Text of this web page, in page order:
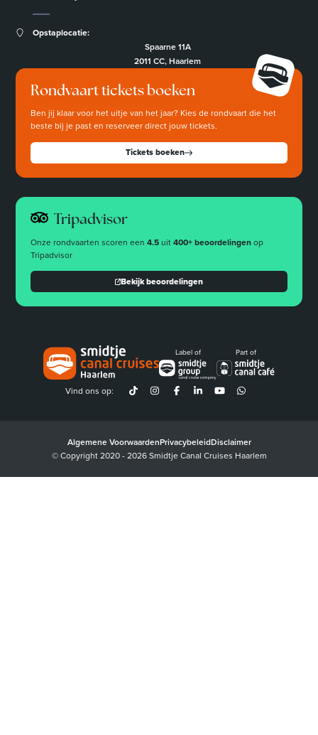
Opstaplocatie:
Spaarne 11A
2011 CC, Haarlem
Rondvaart tickets boeken
Ben jij klaar voor het uitje van het jaar? Kies de rondvaart die het
beste bij je past en reserveer direct jouw tickets.
Tickets boeken
Tripadvisor
Onze rondvaarten scoren een 4.5uit400+ beoordelingenop
Tripadvisor
Bekijk beoordelingen
Label of Part of
Vind ons op:
Algemene VoorwaardenPrivacybeleidDisclaimer
© Copyright 2020 - 2026 Smidtje Canal Cruises Haarlem